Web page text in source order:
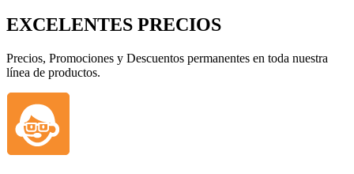
EXCELENTES PRECIOS
Precios, Promociones y Descuentos permanentes en toda nuestra
línea de productos.